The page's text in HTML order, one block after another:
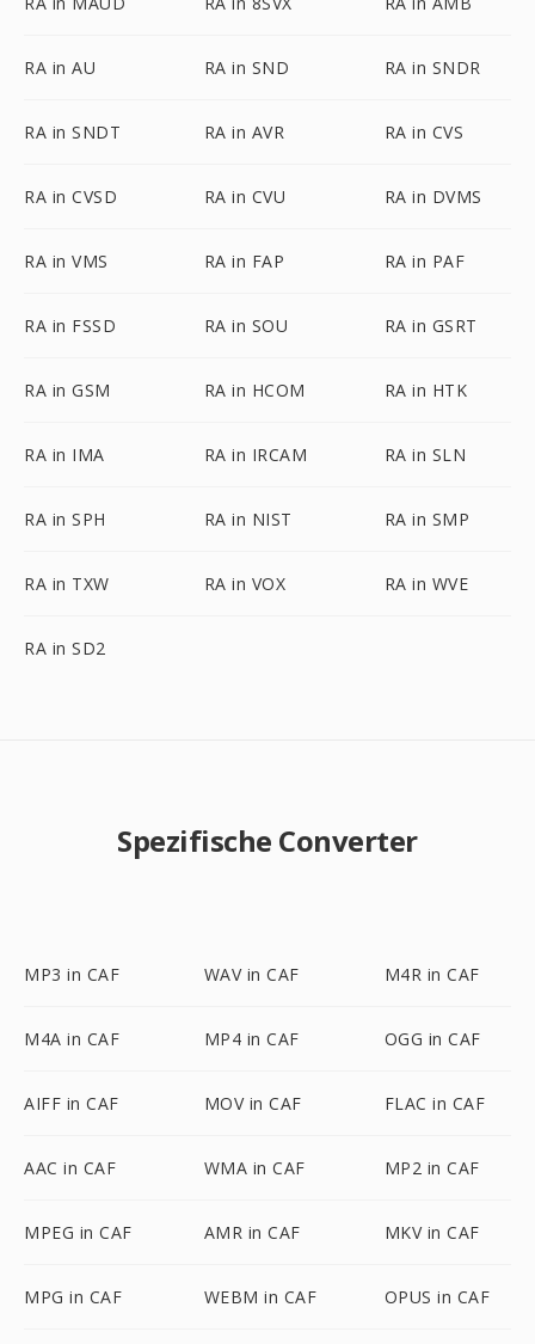
RA in AU RA in SND RA in SNDR
RA in SNDT RA in AVR RA in CVS
RA in CVSD RA in CVU RA in DVMS
RA in VMS RA in FAP RA in PAF
RA in FSSD RA in SOU RA in GSRT
RA in GSM RA in HCOM RA in HTK
RA in IMA RA in IRCAM RA in SLN
RA in SPH RA in NIST RA in SMP
RA in TXW RA in VOX RA in WVE
RA in SD2
Spezifische Converter
MP3 in CAF WAV in CAF M4R in CAF
M4A in CAF MP4 in CAF OGG in CAF
AIFF in CAF MOV in CAF FLAC in CAF
AAC in CAF WMA in CAF MP2 in CAF
MPEG in CAF AMR in CAF MKV in CAF
MPG in CAF WEBM in CAF OPUS in CAF